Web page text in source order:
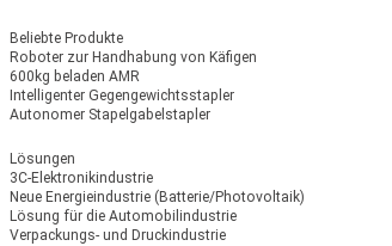
Beliebte Produkte
Roboter zur Handhabung von Käfigen
600kg beladen AMR
Intelligenter Gegengewichtsstapler
Autonomer Stapelgabelstapler
Lösungen
3C-Elektronikindustrie
Neue Energieindustrie (Batterie/Photovoltaik)
Lösung für die Automobilindustrie
Verpackungs- und Druckindustrie